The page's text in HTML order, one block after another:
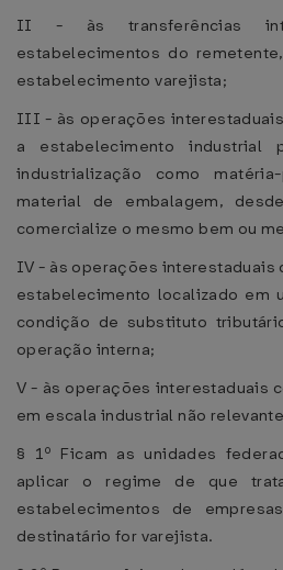
II - às transferências
estabelecimentos do
estabelecimento varejista;
III - às operações
a estabelecimento
industrialização como
material de embalagem,
comercialize o mesmo bem ou
IV - às operações interestaduais
estabelecimento localizado em
condição de substituto
operação interna;
V - às operações interestaduais
em escala industrial não
§ 1º Ficam as unidades
aplicar o regime de que
estabelecimentos de
destinatário for varejista.